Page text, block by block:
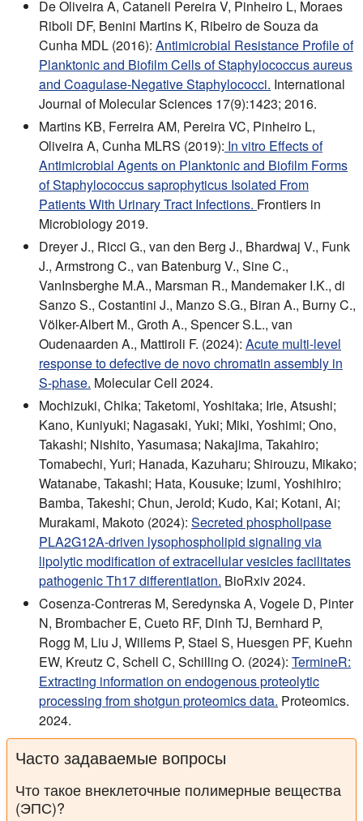
De Oliveira A, Cataneli Pereira V, Pinheiro L, Moraes
Riboli DF, Benini Martins K, Ribeiro de Souza da
Cunha MDL (2016): Antimicrobial Resistance Profile of
Planktonic and Biofilm Cells of Staphylococcus aureus
and Coagulase-Negative Staphylococci. International
Journal of Molecular Sciences 17(9):1423; 2016.
Martins KB, Ferreira AM, Pereira VC, Pinheiro L,
Oliveira A, Cunha MLRS (2019): In vitro Effects of
Antimicrobial Agents on Planktonic and Biofilm Forms
of Staphylococcus saprophyticus Isolated From
Patients With Urinary Tract Infections. Frontiers in
Microbiology 2019.
Dreyer J., Ricci G., van den Berg J., Bhardwaj V., Funk
J., Armstrong C., van Batenburg V., Sine C.,
VanInsberghe M.A., Marsman R., Mandemaker I.K., di
Sanzo S., Costantini J., Manzo S.G., Biran A., Burny C.,
Völker-Albert M., Groth A., Spencer S.L., van
Oudenaarden A., Mattiroli F. (2024): Acute multi-level
response to defective de novo chromatin assembly in
S-phase. Molecular Cell 2024.
Mochizuki, Chika; Taketomi, Yoshitaka; Irie, Atsushi;
Kano, Kuniyuki; Nagasaki, Yuki; Miki, Yoshimi; Ono,
Takashi; Nishito, Yasumasa; Nakajima, Takahiro;
Tomabechi, Yuri; Hanada, Kazuharu; Shirouzu, Mikako;
Watanabe, Takashi; Hata, Kousuke; Izumi, Yoshihiro;
Bamba, Takeshi; Chun, Jerold; Kudo, Kai; Kotani, Ai;
Murakami, Makoto (2024): Secreted phospholipase
PLA2G12A-driven lysophospholipid signaling via
lipolytic modification of extracellular vesicles facilitates
pathogenic Th17 differentiation. BioRxiv 2024.
Cosenza-Contreras M, Seredynska A, Vogele D, Pinter
N, Brombacher E, Cueto RF, Dinh TJ, Bernhard P,
Rogg M, Liu J, Willems P, Stael S, Huesgen PF, Kuehn
EW, Kreutz C, Schell C, Schilling O. (2024): TermineR:
Extracting information on endogenous proteolytic
processing from shotgun proteomics data. Proteomics.
2024.
Часто задаваемые вопросы
Что такое внеклеточные полимерные вещества
(ЭПС)?